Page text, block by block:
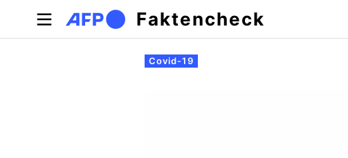
Faktencheck
Primäre Reiter
Covid-19